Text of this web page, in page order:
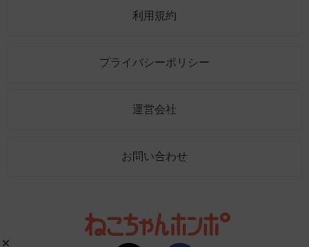
利用規約
プライバシーポリシー
運営会社
お問い合わせ